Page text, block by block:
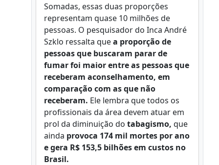
Somadas, essas duas proporções
representam quase 10 milhões de
pessoas. O pesquisador do Inca André
Szklo ressalta quea proporção de
pessoas que buscaram parar de
fumar foi maior entre as pessoas que
receberam aconselhamento, em
comparação com as que não
receberam. Ele lembra que todos os
profissionais da área devem atuar em
prol da diminuição do tabagismo, que
ainda provoca 174 mil mortes por ano
e gera R$ 153,5 bilhões em custos no
Brasil.